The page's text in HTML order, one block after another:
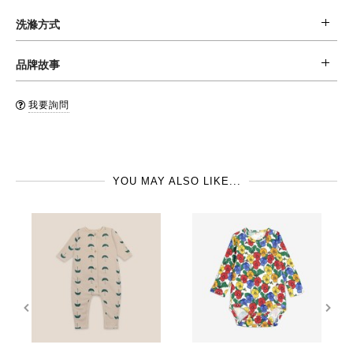
洗滌方式
乾。
品牌故事
都可以看到mini rodini品牌的身影。全系列採用有機棉材質和可回收的環保材
我要詢問
YOU MAY ALSO LIKE...